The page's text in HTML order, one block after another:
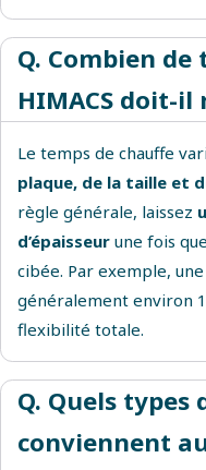
Q. Combien
HIMACS doit-
Le temps de chauffe
plaque, de la taille et
règle générale, laissez
d’épaisseur une fois
cibée. Par exemple,
généralement environ
flexibilité totale.
Q. Quels types
conviennent